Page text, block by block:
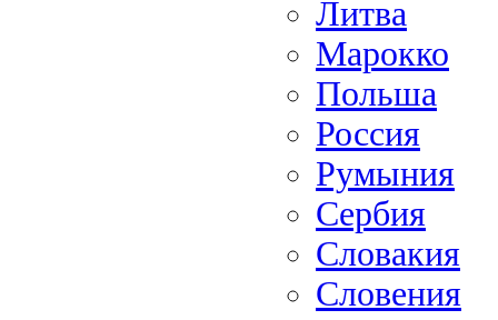
Литва
Марокко
Польша
Россия
Румыния
Сербия
Словакия
Словения